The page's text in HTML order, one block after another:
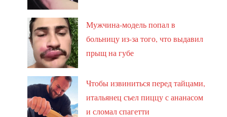
Мужчина-модель попал в
больницу из-за того, что выдавил
прыщ на губе
Чтобы извиниться перед тайцами,
итальянец съел пиццу с ананасом
и сломал спагетти